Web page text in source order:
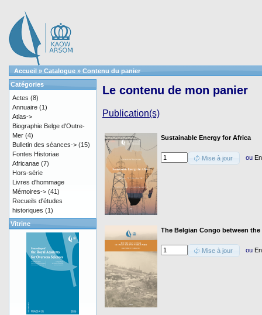
Accueil » Catalogue » Contenu du panier
Le contenu de mon panier
Publication(s)
Sustainable Energy for Africa
Mise à jour ou
The Belgian Congo between the
Mise à jour ou
Catégories
Actes (8)
Annuaire (1)
Atlas->
Biographie Belge d'Outre-
Mer (4)
Bulletin des séances-> (15)
Fontes Historiae
Africanae (7)
Hors-série
Livres d'hommage
Mémoires-> (41)
Recueils d'études
historiques (1)
Vitrine